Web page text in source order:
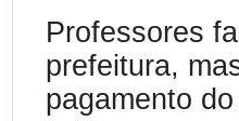
Professores
prefeitura,
pagamento